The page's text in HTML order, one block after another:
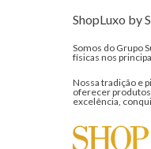
ShopLuxo by
Somos do Grupo
físicas nos
Nossa tradição e
oferecer
excelência,